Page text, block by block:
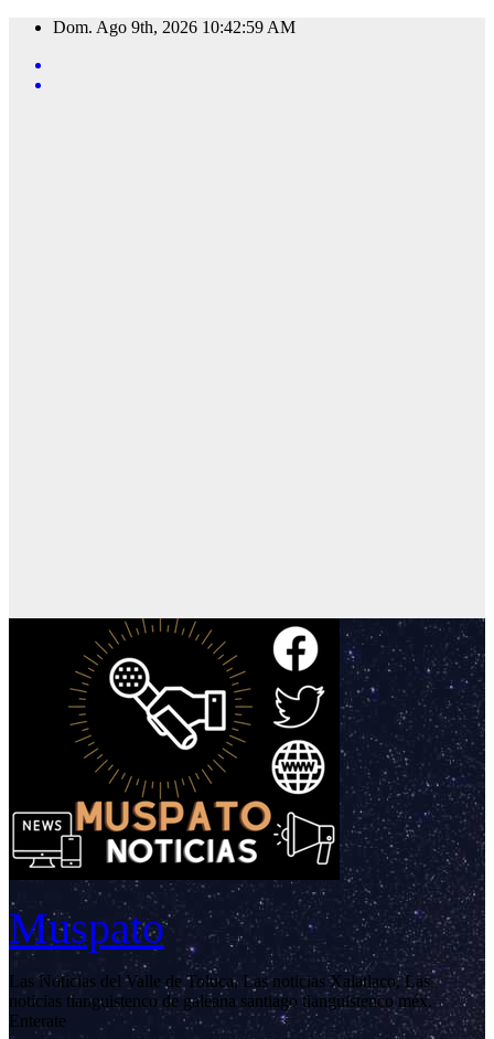
Saltar
contenido
Dom. Ago 9th, 2026 10:43:00 AM
Muspato
Las Noticias del Valle de Toluca, Las noticias Xalatlaco, Las
noticias tianguistenco de galeana santiago tianguistenco méx.
Enterate